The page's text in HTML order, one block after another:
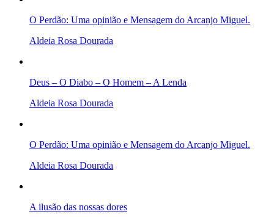
O Perdão: Uma opinião e Mensagem do Arcanjo Miguel.
Aldeia Rosa Dourada
Deus – O Diabo – O Homem – A Lenda
Aldeia Rosa Dourada
O Perdão: Uma opinião e Mensagem do Arcanjo Miguel.
Aldeia Rosa Dourada
A ilusão das nossas dores